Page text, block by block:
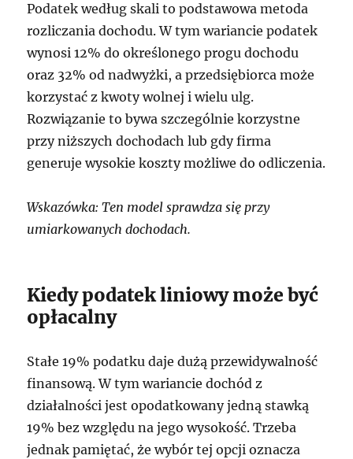
Podatek według skali to podstawowa metoda
rozliczania dochodu. W tym wariancie podatek
wynosi 12% do określonego progu dochodu
oraz 32% od nadwyżki, a przedsiębiorca może
korzystać z kwoty wolnej i wielu ulg.
Rozwiązanie to bywa szczególnie korzystne
przy niższych dochodach lub gdy firma
generuje wysokie koszty możliwe do odliczenia.
Wskazówka: Ten model sprawdza się przy
umiarkowanych dochodach.
Kiedy podatek liniowy może być
opłacalny
Stałe 19% podatku daje dużą przewidywalność
finansową. W tym wariancie dochód z
działalności jest opodatkowany jedną stawką
19% bez względu na jego wysokość. Trzeba
jednak pamiętać, że wybór tej opcji oznacza